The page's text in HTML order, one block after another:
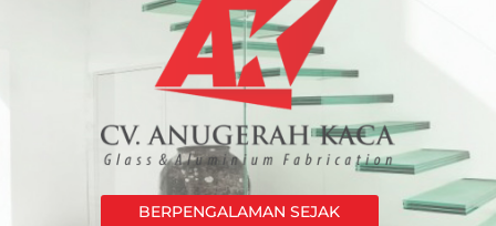
BERPENGALAMAN SEJAK